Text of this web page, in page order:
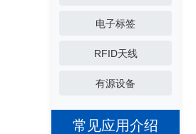
电子标签
RFID天线
有源设备
常见应用介绍